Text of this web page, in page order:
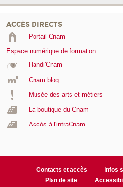
ACCÈS DIRECTS
Portail Cnam
Espace numérique de formation
Handi'Cnam
Cnam blog
Musée des arts et métiers
La boutique du Cnam
Accès à l'intraCnam
Contacts et accès Infos
Plan de site